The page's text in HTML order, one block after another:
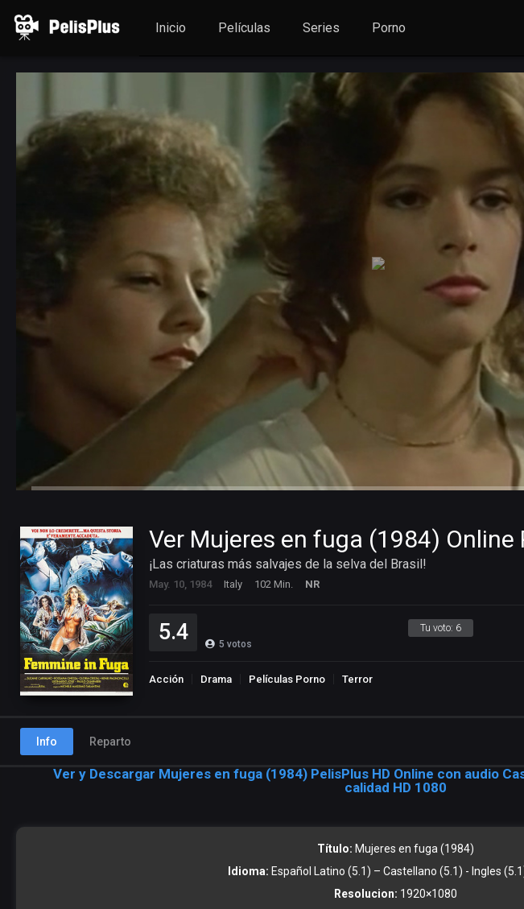
Inicio Películas Series Porno
Ver Mujeres en fuga (1984) Online
¡Las criaturas más salvajes de la selva del Brasil!
May. 10, 1984 Italy 102 Min. NR
Tu voto: 6
5.4 5 votos
Acción Drama Películas Porno Terror
Info Reparto
Ver y Descargar Mujeres en fuga (1984) PelisPlus HD Online con audio
calidad HD 1080
Título: Mujeres en fuga (1984)
Idioma: Español Latino (5.1) – Castellano (5.1) - Ingles
Resolucion: 1920×1080